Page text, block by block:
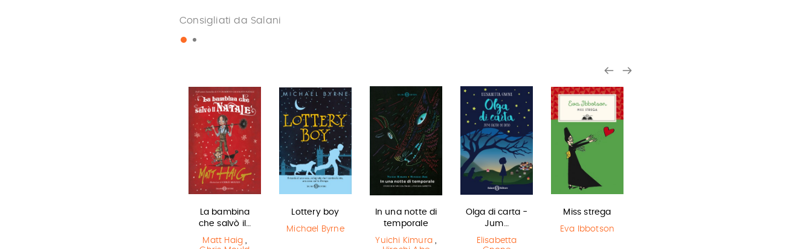
Consigliati da Salani
La bambina
che salvò il…
Matt Haig
Lottery boy
Michael Byrne
In una notte di
temporale
Yuichi Kimura
Olga di carta -
Jum…
Elisabetta
Miss strega
Eva Ibbotson